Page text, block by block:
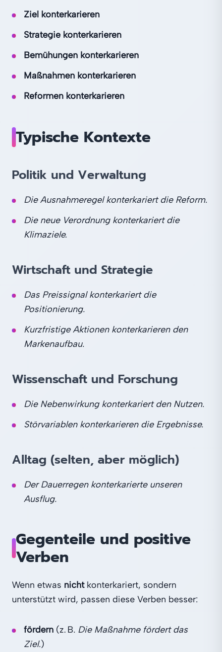
Ziel konterkarieren
Strategie konterkarieren
Bemühungen konterkarieren
Maßnahmen konterkarieren
Reformen konterkarieren
Typische Kontexte
Politik und Verwaltung
Die Ausnahmeregel konterkariert die Reform.
Die neue Verordnung konterkariert die
Klimaziele.
Wirtschaft und Strategie
Das Preissignal konterkariert die
Positionierung.
Kurzfristige Aktionen konterkarieren den
Markenaufbau.
Wissenschaft und Forschung
Die Nebenwirkung konterkariert den Nutzen.
Störvariablen konterkarieren die Ergebnisse.
Alltag (selten, aber möglich)
Der Dauerregen konterkarierte unseren
Ausflug.
Gegenteile und positive
Verben
Wenn etwas nichtkonterkariert, sondern
unterstützt wird, passen diese Verben besser:
fördern (z. B. Die Maßnahme fördert das
Ziel.)